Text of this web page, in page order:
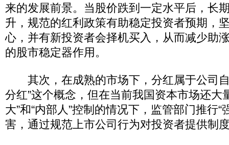
来的发展前景。当股价跌到一定水平后，长
升，规范的红利政策有助稳定投资者预期，
心，并有新投资者会择机买入，从而减少助
的股市稳定器作用。
其次，在成熟的市场下，分红属于公司自
分红”这个概念，但在当前我国资本市场还大
大”和“内部人”控制的情况下，监管部门推行“
害，通过规范上市公司行为对投资者提供制